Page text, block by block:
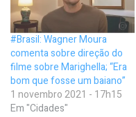
#Brasil: Wagner Moura
comenta sobre direção do
filme sobre Marighella; “Era
bom que fosse um baiano”
1 novembro 2021 - 17h15
Em "Cidades"